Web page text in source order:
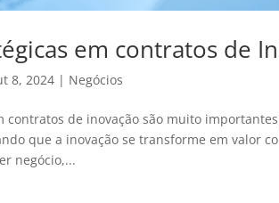
em contratos de
8, 2024 | Negócios
contratos de inovação são muito
que a inovação se transforme em valor
negócio,...